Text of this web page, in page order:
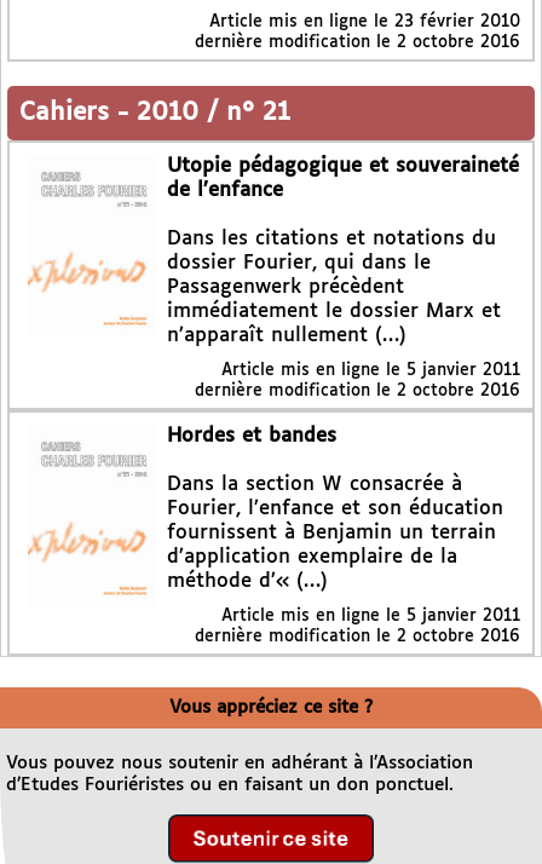
Article mis en ligne le 23 février 2010
dernière modification le 2 octobre 2016
Cahiers - 2010 / n° 21
Utopie pédagogique et souveraineté
de l’enfance
Dans les citations et notations du
dossier Fourier, qui dans le
Passagenwerk précèdent
immédiatement le dossier Marx et
n’apparaît nullement (…)
Article mis en ligne le 5 janvier 2011
dernière modification le 2 octobre 2016
Hordes et bandes
Dans la section W consacrée à
Fourier, l’enfance et son éducation
fournissent à Benjamin un terrain
d’application exemplaire de la
méthode d’« (…)
Article mis en ligne le 5 janvier 2011
dernière modification le 2 octobre 2016
Vous appréciez ce site ?
Vous pouvez nous soutenir en adhérant à l’Association
d’Etudes Fouriéristes ou en faisant un don ponctuel.